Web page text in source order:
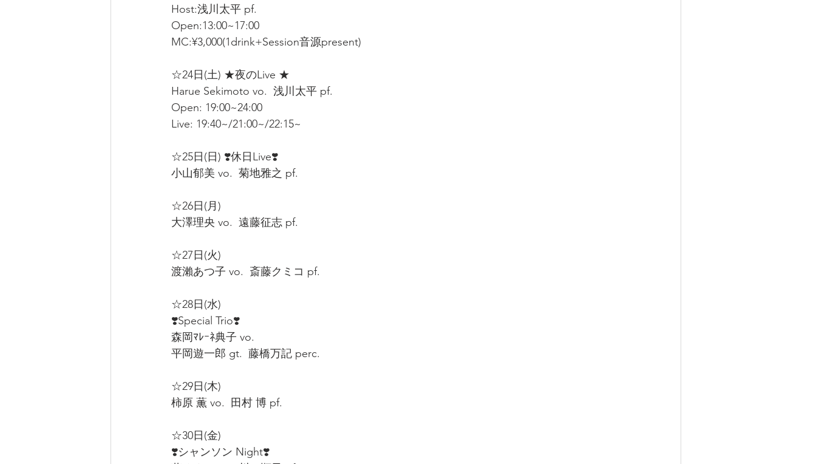
Host:浅川太平 pf.
Open:13:00~17:00
MC:¥3,000(1drink+Session音源present)
☆24日(土) ★夜のLive ★
Harue Sekimoto vo.  浅川太平 pf.
Open: 19:00~24:00
Live: 19:40~/21:00~/22:15~
☆25日(日) ❣️休日Live❣️
小山郁美 vo.  菊地雅之 pf.
☆26日(月)
大澤理央 vo.  遠藤征志 pf.
☆27日(火)
渡瀨あつ子 vo.  斎藤クミコ pf.
☆28日(水)
❣️Special Trio❣️
森岡ﾏﾚｰﾈ典子 vo.
平岡遊一郎 gt.  藤橋万記 perc.
☆29日(木)
柿原 薫 vo.  田村 博 pf.
☆30日(金)
❣️シャンソン Night❣️